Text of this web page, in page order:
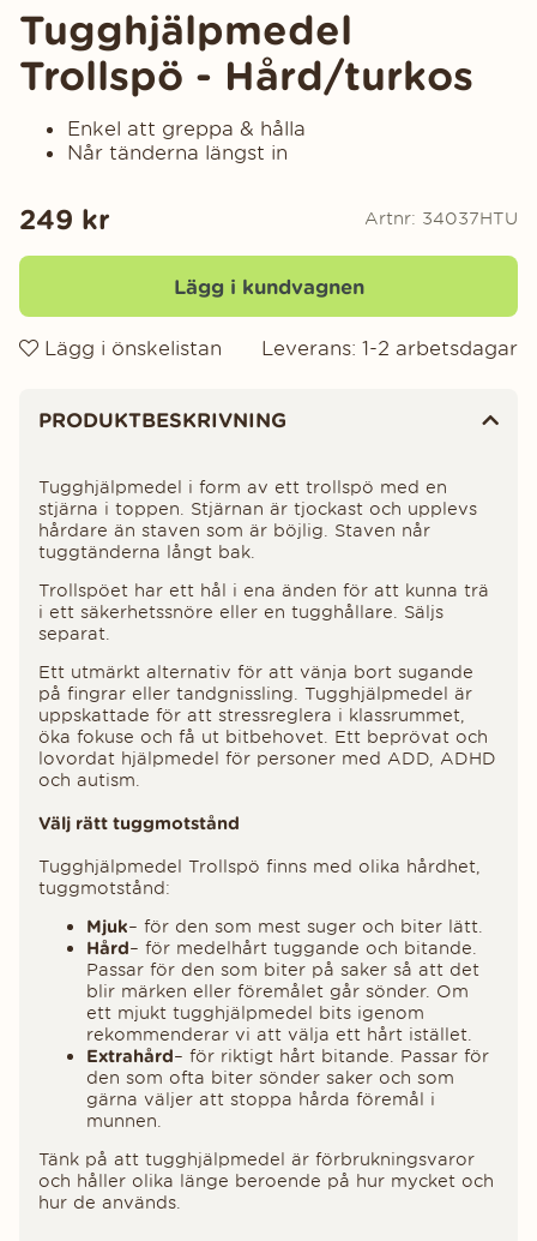
Tugghjälpmedel
Trollspö - Hård/turkos
Enkel att greppa & hålla
Når tänderna längst in
249 kr Artnr: 34037HTU
Lägg i kundvagnen
Lägg i önskelistan Leverans: 1-2 arbetsdagar
PRODUKTBESKRIVNING
Tugghjälpmedel i form av ett trollspö med en
stjärna i toppen. Stjärnan är tjockast och upplevs
hårdare än staven som är böjlig. Staven når
tuggtänderna långt bak.
Trollspöet har ett hål i ena änden för att kunna trä
i ett säkerhetssnöre eller en tugghållare. Säljs
separat.
Ett utmärkt alternativ för att vänja bort sugande
på fingrar eller tandgnissling. Tugghjälpmedel är
uppskattade för att stressreglera i klassrummet,
öka fokuse och få ut bitbehovet. Ett beprövat och
lovordat hjälpmedel för personer med ADD, ADHD
och autism.
Välj rätt tuggmotstånd
Tugghjälpmedel Trollspö finns med olika hårdhet,
tuggmotstånd:
Mjuk– för den som mest suger och biter lätt.
Hård– för medelhårt tuggande och bitande.
Passar för den som biter på saker så att det
blir märken eller föremålet går sönder. Om
ett mjukt tugghjälpmedel bits igenom
rekommenderar vi att välja ett hårt istället.
Extrahård– för riktigt hårt bitande. Passar för
den som ofta biter sönder saker och som
gärna väljer att stoppa hårda föremål i
munnen.
Tänk på att tugghjälpmedel är förbrukningsvaror
och håller olika länge beroende på hur mycket och
hur de används.